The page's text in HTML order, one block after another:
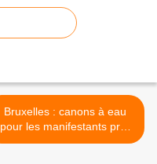
Bruxelles : canons à eau
pour les manifestants pro-
palestiniens devant